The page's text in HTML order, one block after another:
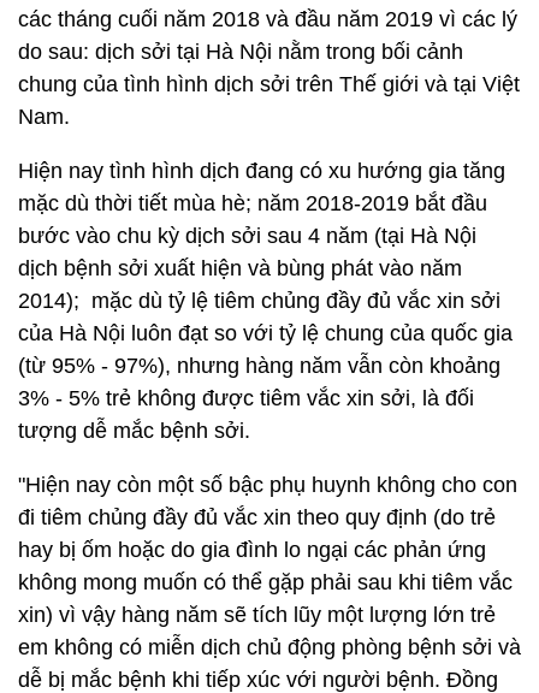
các tháng cuối năm 2018 và đầu năm 2019 vì các lý
do sau: dịch sởi tại Hà Nội nằm trong bối cảnh
chung của tình hình dịch sởi trên Thế giới và tại Việt
Nam.
Hiện nay tình hình dịch đang có xu hướng gia tăng
mặc dù thời tiết mùa hè; năm 2018-2019 bắt đầu
bước vào chu kỳ dịch sởi sau 4 năm (tại Hà Nội
dịch bệnh sởi xuất hiện và bùng phát vào năm
2014); mặc dù tỷ lệ tiêm chủng đầy đủ vắc xin sởi
của Hà Nội luôn đạt so với tỷ lệ chung của quốc gia
(từ 95% - 97%), nhưng hàng năm vẫn còn khoảng
3% - 5% trẻ không được tiêm vắc xin sởi, là đối
tượng dễ mắc bệnh sởi.
"Hiện nay còn một số bậc phụ huynh không cho con
đi tiêm chủng đầy đủ vắc xin theo quy định (do trẻ
hay bị ốm hoặc do gia đình lo ngại các phản ứng
không mong muốn có thể gặp phải sau khi tiêm vắc
xin) vì vậy hàng năm sẽ tích lũy một lượng lớn trẻ
em không có miễn dịch chủ động phòng bệnh sởi và
dễ bị mắc bệnh khi tiếp xúc với người bệnh. Đồng